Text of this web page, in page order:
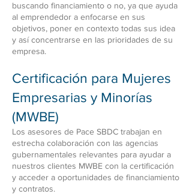
buscando financiamiento o no, ya que ayuda
al emprendedor a enfocarse en sus
objetivos, poner en contexto todas sus idea
y así concentrarse en las prioridades de su
empresa.
Certificación para Mujeres
Empresarias y Minorías
(MWBE)
Los asesores de Pace SBDC trabajan en
estrecha colaboración con las agencias
gubernamentales relevantes para ayudar a
nuestros clientes MWBE con la certificación
y acceder a oportunidades de financiamiento
y contratos.